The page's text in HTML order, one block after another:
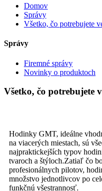
Domov
Správy
Všetko, čo potrebujete
Správy
Firemné správy
Novinky o produktoch
Všetko, čo potrebujete
Hodinky GMT, ideálne
na viacerých miestach, sú
najpraktickejších typov
tvaroch a štýloch.Zatiaľ čo
profesionálnych pilotov,
množstvo jednotlivcov po
funkčnú všestrannosť.